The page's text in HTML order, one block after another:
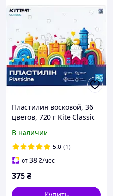
Пластилин восковой, 36
цветов, 720 г Kite Classic
В наличии
5.0 (1)
от38₴/мес
375₴